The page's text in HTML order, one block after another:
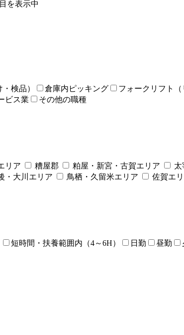
を表示中
検品） 倉庫内ピッキング フォークリフト（
ビス業 その他の職種
リア 糟屋郡 粕屋・新宮・古賀エリア 太
・大川エリア 鳥栖・久留米エリア 佐賀エ
短時間・扶養範囲内（4～6H） 日勤 昼勤